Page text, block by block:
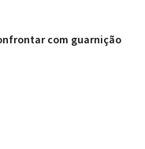
com guarnição